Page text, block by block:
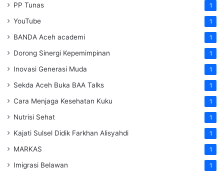
PP Tunas 1
YouTube 1
BANDA Aceh academi 1
Dorong Sinergi Kepemimpinan 1
Inovasi Generasi Muda 1
Sekda Aceh Buka BAA Talks 1
Cara Menjaga Kesehatan Kuku 1
Nutrisi Sehat 1
Kajati Sulsel Didik Farkhan Alisyahdi 1
MARKAS 1
Imigrasi Belawan 1